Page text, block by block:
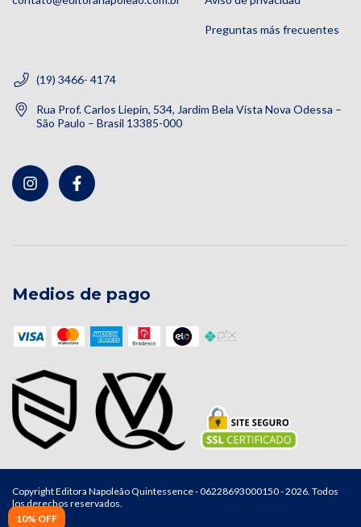
10% OFF
Preguntas más frecuentes
(19) 3466- 4174
Rua Prof. Carlos Liepin, 534, Jardim Bela Vista Nova Odessa –
São Paulo – Brasil 13385-000
Medios de pago
Copyright Editora Napoleão Quintessence - 06228693000150 - 2026. Todos
los derechos reservados.